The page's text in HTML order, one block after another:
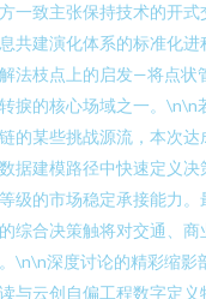
一致主张保持技术的开
共建演化体系的标准化
法枝点上的启发—将点状
捩的核心场域之一。\n\n
的某些挑战源流，本次
据建模路径中快速定义
级的市场稳定承接能力
综合决策触将对交通、
\n\n深度讨论的精彩缩影
与云创自偏工程数字定